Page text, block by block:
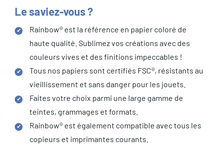
Le saviez-vous ?
Rainbow® est la référence en papier coloré de
haute qualité. Sublimez vos créations avec des
couleurs vives et des finitions impeccables !
Tous nos papiers sont certifiés FSC®, résistants au
vieillissement et sans danger pour les jouets.
Faites votre choix parmi une large gamme de
teintes, grammages et formats.
Rainbow® est également compatible avec tous les
copieurs et imprimantes courants.